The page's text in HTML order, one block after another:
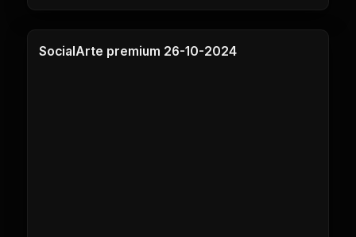
1 Clases
SocialArte premium 26-10-2024